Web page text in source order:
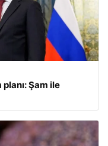
Şam ile